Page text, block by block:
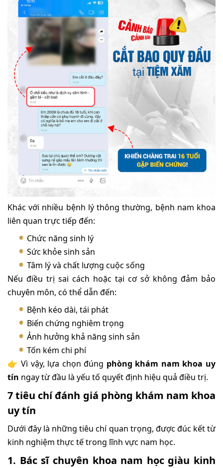
Khác với nhiều bệnh lý thông thường, bệnh nam khoa
liên quan trực tiếp đến:
Chức năng sinh lý
Sức khỏe sinh sản
Tâm lý và chất lượng cuộc sống
Nếu điều trị sai cách hoặc tại cơ sở không đảm bảo
chuyên môn, có thể dẫn đến:
Bệnh kéo dài, tái phát
Biến chứng nghiêm trọng
Ảnh hưởng khả năng sinh sản
Tốn kém chi phí
👉 Vì vậy, lựa chọn đúng phòng khám nam khoa uy
tín ngay từ đầu là yếu tố quyết định hiệu quả điều trị.
7 tiêu chí đánh giá phòng khám nam khoa
uy tín
Dưới đây là những tiêu chí quan trọng, được đúc kết từ
kinh nghiệm thực tế trong lĩnh vực nam học.
1. Bác sĩ chuyên khoa nam học giàu kinh